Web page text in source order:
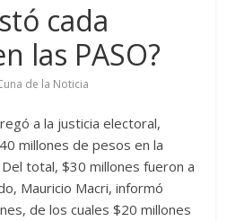
cada
las PASO?
de la Noticia
a la justicia electoral,
millones de pesos en la
Del total, $30 millones fueron a
Mauricio Macri, informó
de los cuales $20 millones